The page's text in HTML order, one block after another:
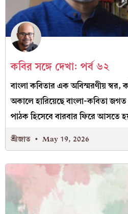
কবির সঙ্গে দেখা: পর্ব ৬২
বাংলা কবিতার এক অবিস্মরণীয় স্বর,
অকালে হারিয়েছে বাংলা-কবিতা
পাঠক হিসেবে বারবার ফিরে আসতে
শ্রীজাত May 19, 2026